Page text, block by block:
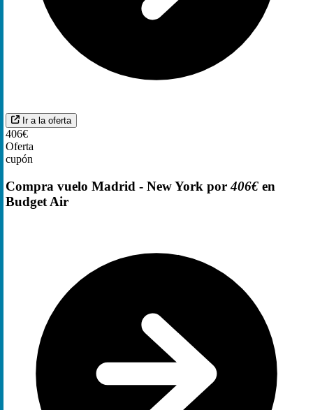
Ir a la oferta
406€
Oferta
cupón
Compra vuelo Madrid - New York por406€ en
Budget Air